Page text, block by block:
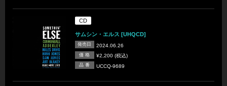
CD
サムシン・エルス [UHQCD]
発売日 2024.06.26
価 格 ¥2,200 (税込)
品 番 UCCQ-9689